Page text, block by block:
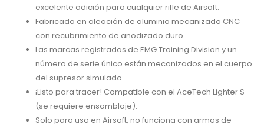
excelente adición para cualquier rifle de Airsoft.
Fabricado en aleación de aluminio mecanizado CNC
con recubrimiento de anodizado duro.
Las marcas registradas de EMG Training Division y un
número de serie único están mecanizados en el cuerpo
del supresor simulado.
¡Listo para tracer! Compatible con el AceTech Lighter S
(se requiere ensamblaje).
Solo para uso en Airsoft, no funciona con armas de